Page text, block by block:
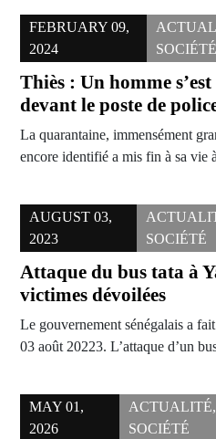
FEBRUARY 09,
2024
SOCIÉTÉ
Thiès : Un homme
devant le poste de
La quarantaine, immensément
encore identifié a mis fin à sa vie
AUGUST 03,
2023
SOCIÉTÉ
Attaque du bus tata à
victimes dévoilées
Le gouvernement sénégalais a
03 août 20223. L’attaque d’un
MAY 01,
2026
ACTUALITÉ,
SOCIÉTÉ